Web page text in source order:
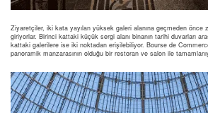
Ziyaretçiler, iki kata yayılan yüksek galeri alanına geçmeden önce
giriyorlar. Birinci kattaki küçük sergi alanı binanın tarihi duvarları
kattaki galerilere ise iki noktadan erişilebiliyor. Bourse de
panoramik manzarasının olduğu bir restoran ve salon ile